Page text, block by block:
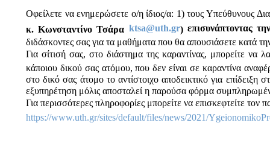
Οφείλετε να ενημερώσετε ο/η ίδιος/α: 1) τους Υπεύθυνους
κ. Κωνσταντίνο Τσάρα ktsa@uth.gr) επισυνάπτοντας
διδάσκοντες σας για τα μαθήματα που θα απουσιάσετε κατά
Για σίτισή σας, στο διάστημα της καραντίνας, μπορείτε να
κάποιου δικού σας ατόμου, που δεν είναι σε καραντίνα
στο δικό σας άτομο το αντίστοιχο αποδεικτικό για
εξυπηρέτηση μόλις αποσταλεί η παρούσα φόρμα
Για περισσότερες πληροφορίες μπορείτε να επισκεφτείτε
https://www.uth.gr/sites/default/files/news/2021/